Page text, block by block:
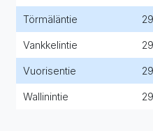
Törmäläntie
Vankkelintie
Vuorisentie
Wallinintie